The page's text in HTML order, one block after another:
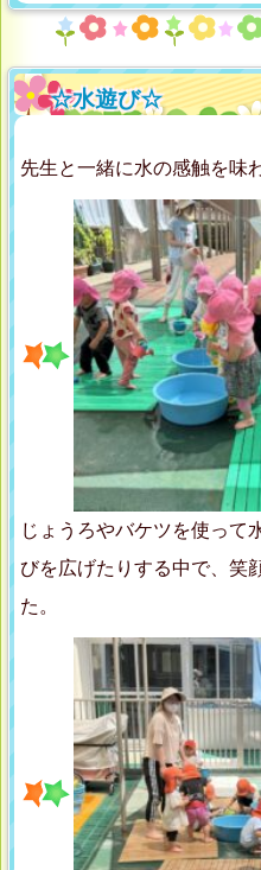
☆水遊び☆
先生と一緒に水の感触を味
じょうろやバケツを使って
びを広げたりする中で、笑
た。